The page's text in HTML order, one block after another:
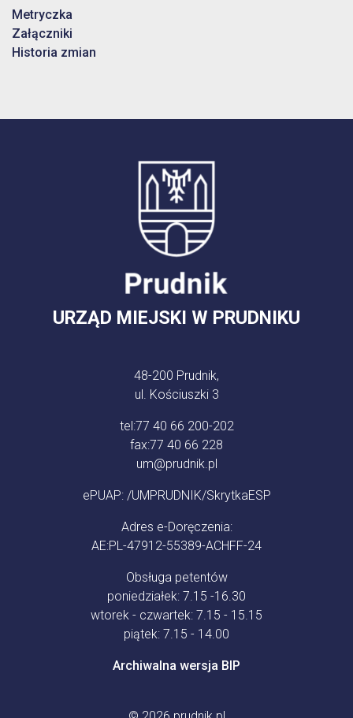
Metryczka
Załączniki
Historia zmian
URZĄD MIEJSKI W PRUDNIKU
48-200 Prudnik,
ul. Kościuszki 3
tel:77 40 66 200-202
fax:77 40 66 228
um@prudnik.pl
ePUAP: /UMPRUDNIK/SkrytkaESP
Adres e-Doręczenia:
AE:PL-47912-55389-ACHFF-24
Obsługa petentów
poniedziałek: 7.15 -16.30
wtorek - czwartek: 7.15 - 15.15
piątek: 7.15 - 14.00
Archiwalna wersja BIP